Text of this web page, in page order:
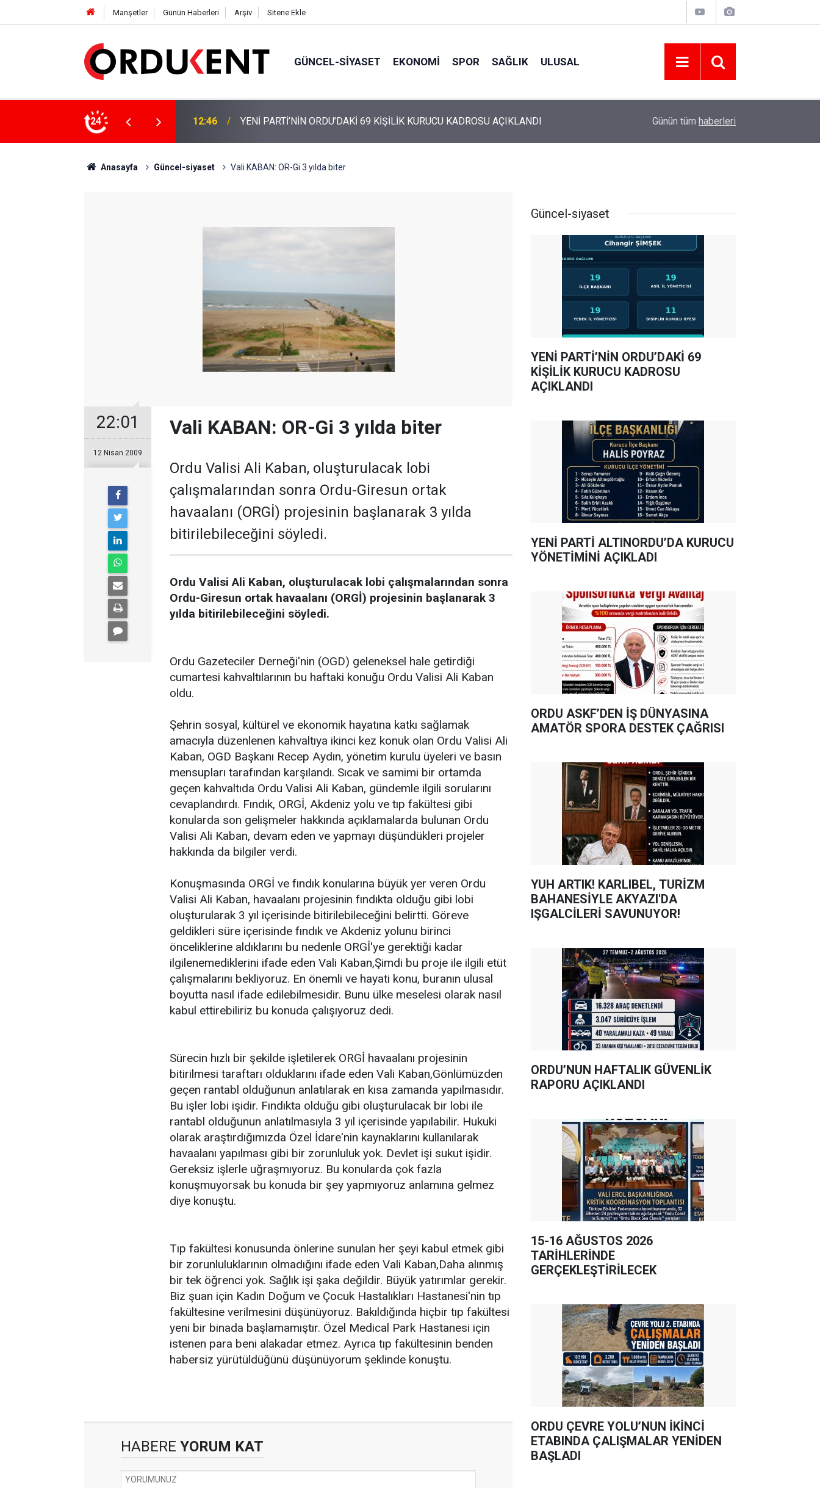
Manşetler Günün Haberleri Arşiv Sitene Ekle
GÜNCEL-SIYASET EKONOMI SPOR SAĞLIK ULUSAL
24
KURUCU KADROSU AÇIKLANDI 12:22 YENİ PARTİ ALTINORDU’DA KURUCU YÖNETİMİNİ AÇIKLADI ORDU ASKF’DEN İŞ DÜNYASINA AMATÖR
Günün tüm haberleri
Anasayfa Güncel-siyaset Vali KABAN: OR-Gi 3 yılda biter
22:01
12 Nisan 2009
Vali KABAN: OR-Gi 3 yılda biter
Ordu Valisi Ali Kaban, oluşturulacak lobi
çalışmalarından sonra Ordu-Giresun ortak
havaalanı (ORGİ) projesinin başlanarak 3 yılda
bitirilebileceğini söyledi.
Ordu Valisi Ali Kaban, oluşturulacak lobi çalışmalarından sonra
Ordu-Giresun ortak havaalanı (ORGİ) projesinin başlanarak 3
yılda bitirilebileceğini söyledi.
Ordu Gazeteciler Derneği'nin (OGD) geleneksel hale getirdiği
cumartesi kahvaltılarının bu haftaki konuğu Ordu Valisi Ali Kaban
oldu.
Şehrin sosyal, kültürel ve ekonomik hayatına katkı sağlamak
amacıyla düzenlenen kahvaltıya ikinci kez konuk olan Ordu Valisi Ali
Kaban, OGD Başkanı Recep Aydın, yönetim kurulu üyeleri ve basın
mensupları tarafından karşılandı. Sıcak ve samimi bir ortamda
geçen kahvaltıda Ordu Valisi Ali Kaban, gündemle ilgili sorularını
cevaplandırdı. Fındık, ORGİ, Akdeniz yolu ve tıp fakültesi gibi
konularda son gelişmeler hakkında açıklamalarda bulunan Ordu
Valisi Ali Kaban, devam eden ve yapmayı düşündükleri projeler
hakkında da bilgiler verdi.
Konuşmasında ORGİ ve fındık konularına büyük yer veren Ordu
Valisi Ali Kaban, havaalanı projesinin fındıkta olduğu gibi lobi
oluşturularak 3 yıl içerisinde bitirilebileceğini belirtti. Göreve
geldikleri süre içerisinde fındık ve Akdeniz yolunu birinci
önceliklerine aldıklarını bu nedenle ORGİ'ye gerektiği kadar
ilgilenemediklerini ifade eden Vali Kaban,Şimdi bu proje ile ilgili etüt
çalışmalarını bekliyoruz. En önemli ve hayati konu, buranın ulusal
boyutta nasıl ifade edilebilmesidir. Bunu ülke meselesi olarak nasıl
kabul ettirebiliriz bu konuda çalışıyoruz dedi.
Sürecin hızlı bir şekilde işletilerek ORGİ havaalanı projesinin
bitirilmesi taraftarı olduklarını ifade eden Vali Kaban,Gönlümüzden
geçen rantabl olduğunun anlatılarak en kısa zamanda yapılmasıdır.
Bu işler lobi işidir. Fındıkta olduğu gibi oluşturulacak bir lobi ile
rantabl olduğunun anlatılmasıyla 3 yıl içerisinde yapılabilir. Hukuki
olarak araştırdığımızda Özel İdare'nin kaynaklarını kullanılarak
havaalanı yapılması gibi bir zorunluluk yok. Devlet işi sukut işidir.
Gereksiz işlerle uğraşmıyoruz. Bu konularda çok fazla
konuşmuyorsak bu konuda bir şey yapmıyoruz anlamına gelmez
diye konuştu.
Tıp fakültesi konusunda önlerine sunulan her şeyi kabul etmek gibi
bir zorunluluklarının olmadığını ifade eden Vali Kaban,Daha alınmış
bir tek öğrenci yok. Sağlık işi şaka değildir. Büyük yatırımlar gerekir.
Biz şuan için Kadın Doğum ve Çocuk Hastalıkları Hastanesi'nin tıp
fakültesine verilmesini düşünüyoruz. Bakıldığında hiçbir tıp fakültesi
yeni bir binada başlamamıştır. Özel Medical Park Hastanesi için
istenen para beni alakadar etmez. Ayrıca tıp fakültesinin benden
habersiz yürütüldüğünü düşünüyorum şeklinde konuştu.
HABERE YORUM KAT
Güncel-siyaset
YENİ PARTİ’NİN ORDU’DAKİ 69
KİŞİLİK KURUCU KADROSU
AÇIKLANDI
YENİ PARTİ ALTINORDU’DA KURUCU
YÖNETİMİNİ AÇIKLADI
ORDU ASKF’DEN İŞ DÜNYASINA
AMATÖR SPORA DESTEK ÇAĞRISI
YUH ARTIK! KARLIBEL, TURİZM
BAHANESİYLE AKYAZI'DA
IŞGALCİLERİ SAVUNUYOR!
ORDU’NUN HAFTALIK GÜVENLİK
RAPORU AÇIKLANDI
15-16 AĞUSTOS 2026
TARİHLERİNDE
GERÇEKLEŞTİRİLECEK
ORDU ÇEVRE YOLU’NUN İKİNCİ
ETABINDA ÇALIŞMALAR YENİDEN
BAŞLADI